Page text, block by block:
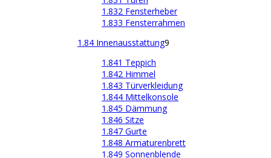
1.832 Fensterheber
1.833 Fensterrahmen
1.84 Innenausstattung9
1.841 Teppich
1.842 Himmel
1.843 Türverkleidung
1.844 Mittelkonsole
1.845 Dämmung
1.846 Sitze
1.847 Gurte
1.848 Armaturenbrett
1.849 Sonnenblende